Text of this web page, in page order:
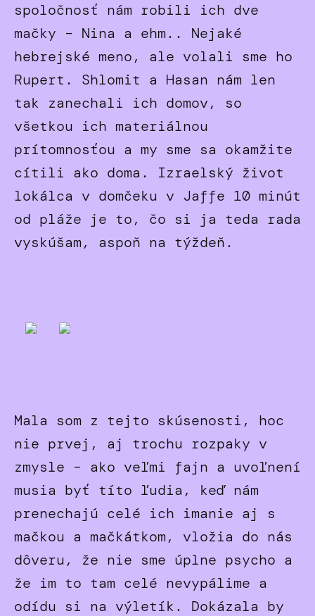
spoločnosť nám robili ich dve
mačky – Nina a ehm.. Nejaké
hebrejské meno, ale volali sme ho
Rupert. Shlomit a Hasan nám len
tak zanechali ich domov, so
všetkou ich materiálnou
prítomnosťou a my sme sa okamžite
cítili ako doma. Izraelský život
lokálca v domčeku v Jaffe 10 minút
od pláže je to, čo si ja teda rada
vyskúšam, aspoň na týždeň.
Mala som z tejto skúsenosti, hoc
nie prvej, aj trochu rozpaky v
zmysle – ako veľmi fajn a uvoľnení
musia byť títo ľudia, keď nám
prenechajú celé ich imanie aj s
mačkou a mačkátkom, vložia do nás
dôveru, že nie sme úplne psycho a
že im to tam celé nevypálime a
odídu si na výletík. Dokázala by